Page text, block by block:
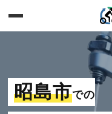
昭島市での